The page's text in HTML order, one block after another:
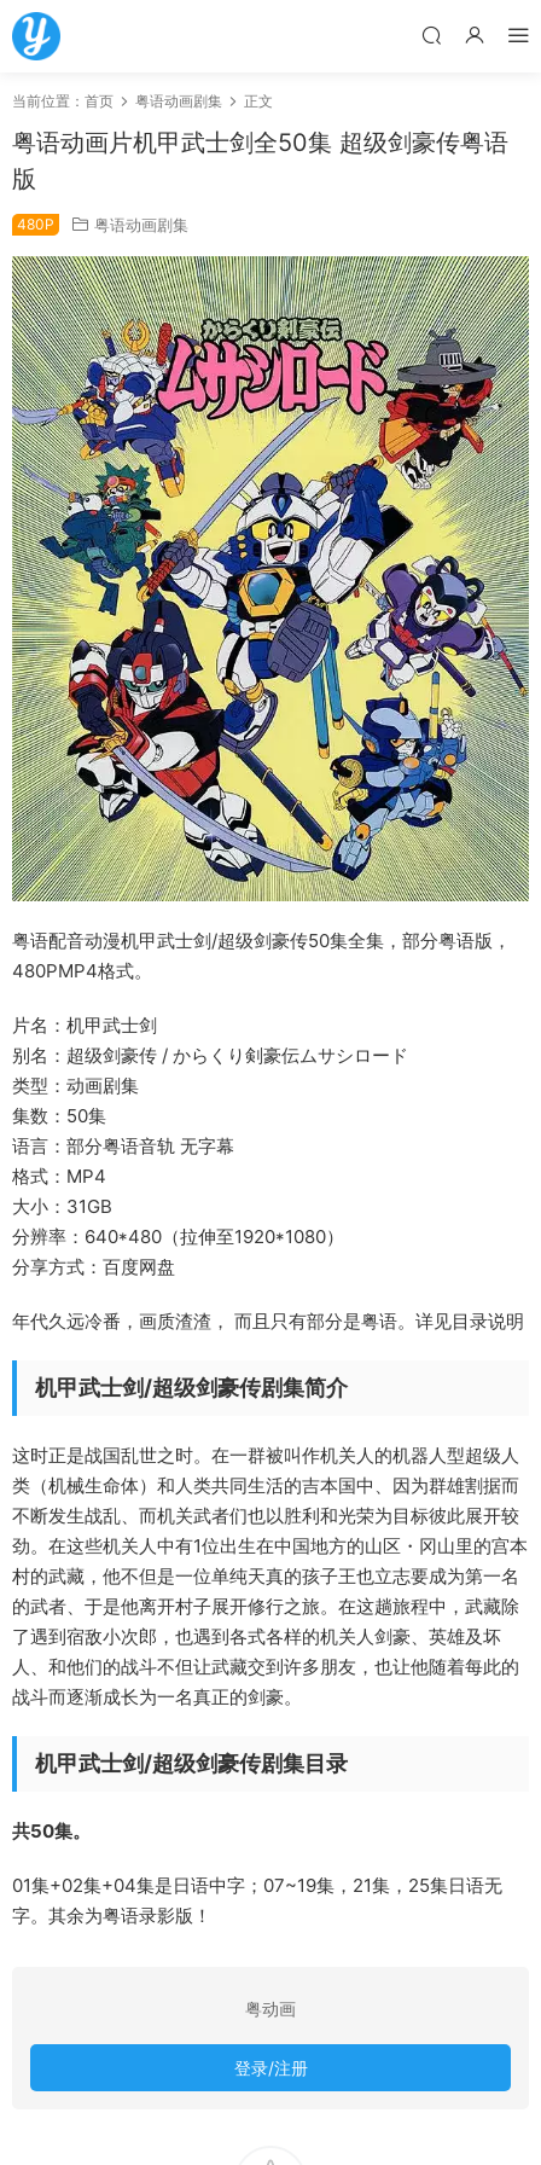
当前位置： 首页 粤语动画剧集 正文
粤语动画片机甲武士剑全50集 超级剑豪传粤语
版
480P 粤语动画剧集
粤语配音动漫机甲武士剑/超级剑豪传50集全集，部分粤语版，
480PMP4格式。
片名：机甲武士剑
别名：超级剑豪传 / からくり剣豪伝ムサシロード
类型：动画剧集
集数：50集
语言：部分粤语音轨 无字幕
格式：MP4
大小：31GB
分辨率：640*480（拉伸至1920*1080）
分享方式：百度网盘
年代久远冷番，画质渣渣， 而且只有部分是粤语。详见目录说明
机甲武士剑/超级剑豪传剧集简介
这时正是战国乱世之时。在一群被叫作机关人的机器人型超级人
类（机械生命体）和人类共同生活的吉本国中、因为群雄割据而
不断发生战乱、而机关武者们也以胜利和光荣为目标彼此展开较
劲。在这些机关人中有1位出生在中国地方的山区・冈山里的宫本
村的武藏，他不但是一位单纯天真的孩子王也立志要成为第一名
的武者、于是他离开村子展开修行之旅。在这趟旅程中，武藏除
了遇到宿敌小次郎，也遇到各式各样的机关人剑豪、英雄及坏
人、和他们的战斗不但让武藏交到许多朋友，也让他随着每此的
战斗而逐渐成长为一名真正的剑豪。
机甲武士剑/超级剑豪传剧集目录
共50集。
01集+02集+04集是日语中字；07~19集，21集，25集日语无
字。其余为粤语录影版！
粤动画
登录/注册